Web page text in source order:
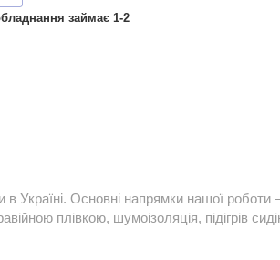
займає 1-2
Україні. Основні напрямки нашої роботи
плівкою, шумоізоляція, підігрів